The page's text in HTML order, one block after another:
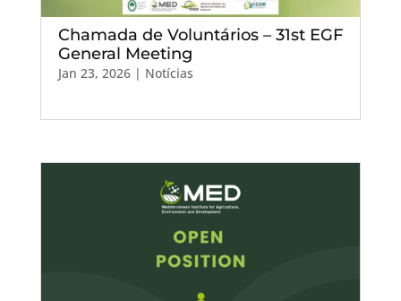
Chamada de Voluntários – 31st EGF
General Meeting
Jan 23, 2026| Notícias